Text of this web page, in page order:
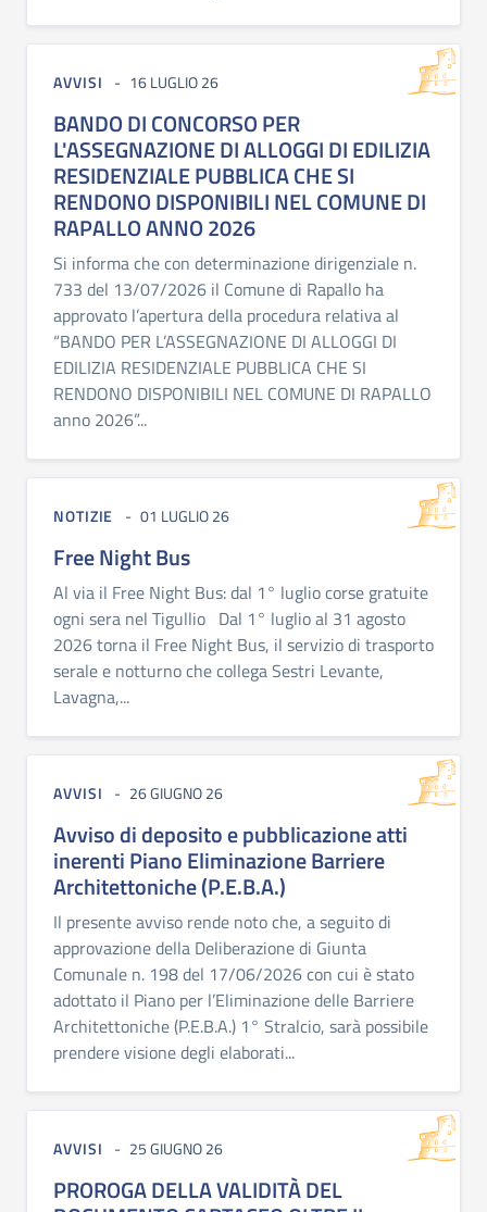
AVVISI 16 LUGLIO 26
BANDO DI CONCORSO PER
L'ASSEGNAZIONE DI ALLOGGI DI EDILIZIA
RESIDENZIALE PUBBLICA CHE SI
RENDONO DISPONIBILI NEL COMUNE DI
RAPALLO ANNO 2026
Si informa che con determinazione dirigenziale n.
733 del 13/07/2026 il Comune di Rapallo ha
approvato l’apertura della procedura relativa al
“BANDO PER L’ASSEGNAZIONE DI ALLOGGI DI
EDILIZIA RESIDENZIALE PUBBLICA CHE SI
RENDONO DISPONIBILI NEL COMUNE DI RAPALLO
anno 2026”...
NOTIZIE 01 LUGLIO 26
Free Night Bus
Al via il Free Night Bus: dal 1° luglio corse gratuite
ogni sera nel Tigullio Dal 1° luglio al 31 agosto
2026 torna il Free Night Bus, il servizio di trasporto
serale e notturno che collega Sestri Levante,
Lavagna,...
AVVISI 26 GIUGNO 26
Avviso di deposito e pubblicazione atti
inerenti Piano Eliminazione Barriere
Architettoniche (P.E.B.A.)
Il presente avviso rende noto che, a seguito di
approvazione della Deliberazione di Giunta
Comunale n. 198 del 17/06/2026 con cui è stato
adottato il Piano per l’Eliminazione delle Barriere
Architettoniche (P.E.B.A.) 1° Stralcio, sarà possibile
prendere visione degli elaborati...
AVVISI 25 GIUGNO 26
PROROGA DELLA VALIDITÀ DEL